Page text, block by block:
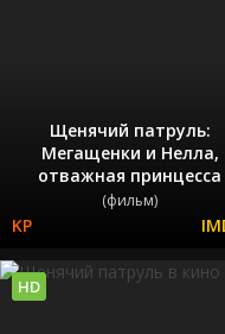
Щенячий патруль:
Мегащенки и Нелла,
отважная принцесса
(фильм)
HD